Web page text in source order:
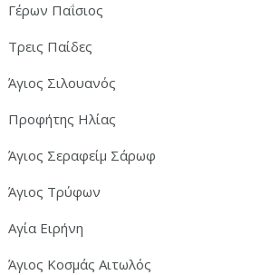
Γέρων Παΐσιος
Τρεις Παίδες
Άγιος Σιλουανός
Προφήτης Ηλίας
Άγιος Σεραφείμ Σάρωφ
Άγιος Τρύφων
Αγία Ειρήνη
Άγιος Κοσμάς Αιτωλός